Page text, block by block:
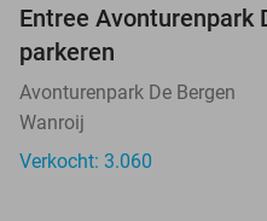
Entree Avonturenpark
parkeren
Avonturenpark De Bergen
Wanroij
Verkocht: 3.060